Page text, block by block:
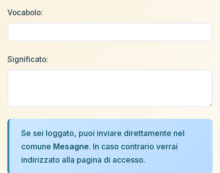
Vocabolo:
Significato:
Se sei loggato, puoi inviare direttamente nel
comune Mesagne. In caso contrario verrai
indirizzato alla pagina di accesso.